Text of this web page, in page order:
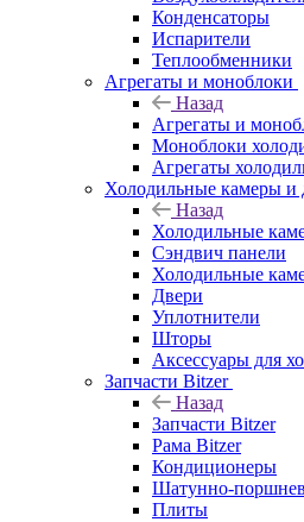
Конденсаторы
Испарители
Теплообменники
Агрегаты и моноблоки
Назад
Агрегаты и
Моноблоки
Агрегаты
Холодильные камеры и
Назад
Холодильные
Сэндвич панели
Холодильные
Двери
Уплотнители
Шторы
Аксессуары для
Запчасти Bitzer
Назад
Запчасти Bitzer
Рама Bitzer
Кондиционеры
Шатунно-
Плиты